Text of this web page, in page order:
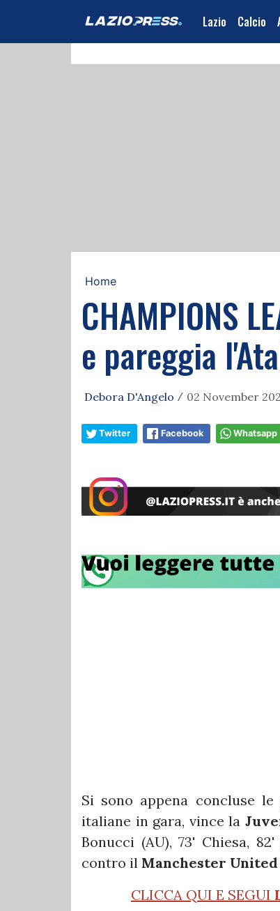
Lazio Calcio
Home
CHAMPIONS
e pareggia
Debora D'Angelo / 02 November
Twitter Facebook Whatsapp
Si sono appena concluse
italiane in gara, vince la
Bonucci (AU), 73' Chiesa,
contro il Manchester United
CLICCA QUI E SEGUI